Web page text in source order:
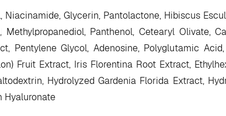
Glycerin, Pantolactone, Hibiscus
Panthenol, Cetearyl Olivate,
Pentylene Glycol, Adenosine, Polyglutamic
Fruit Extract, Iris Florentina Root Extract,
Hydrolyzed Gardenia Florida Extract,
Hyaluronate